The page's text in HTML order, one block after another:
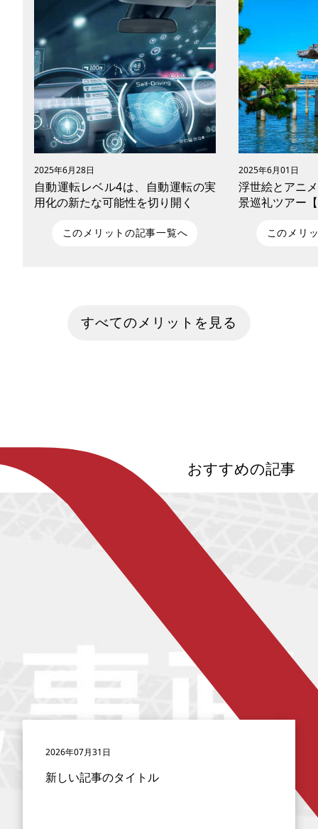
ていく。”この作品は、のち
ット作 『君の名は。』 へと
る重要な節目の一作。 近年
『秒速5センチメートル』
演・松村北斗さんと米津玄
の主題歌による実写映画と
評価され、新海作品の“普
緒”は世代を超えて共鳴し
す。 本記事では、『言の葉
の舞台である東京・新宿を
キックボードやE-bikeなど
ソナルモビリティで巡る、
聖地巡礼としてご案内します
ンタルでも、自前モビリテ
構いません。雨のしずくが
わるように、あなた自身の
で、映像の美しさと登場人
2025年6月28日
自動運転レベル4は、自動運転の実
用化の新たな可能性を切り開く
今回は自動運転レベル4サービスの導入
このメリットの記事一覧へ
2025年6月01日
浮世絵とアニ
景巡礼ツアー
このメリ
すべてのメリットを見る
おすすめの記事
2026年07月31日
新しい記事のタイトル